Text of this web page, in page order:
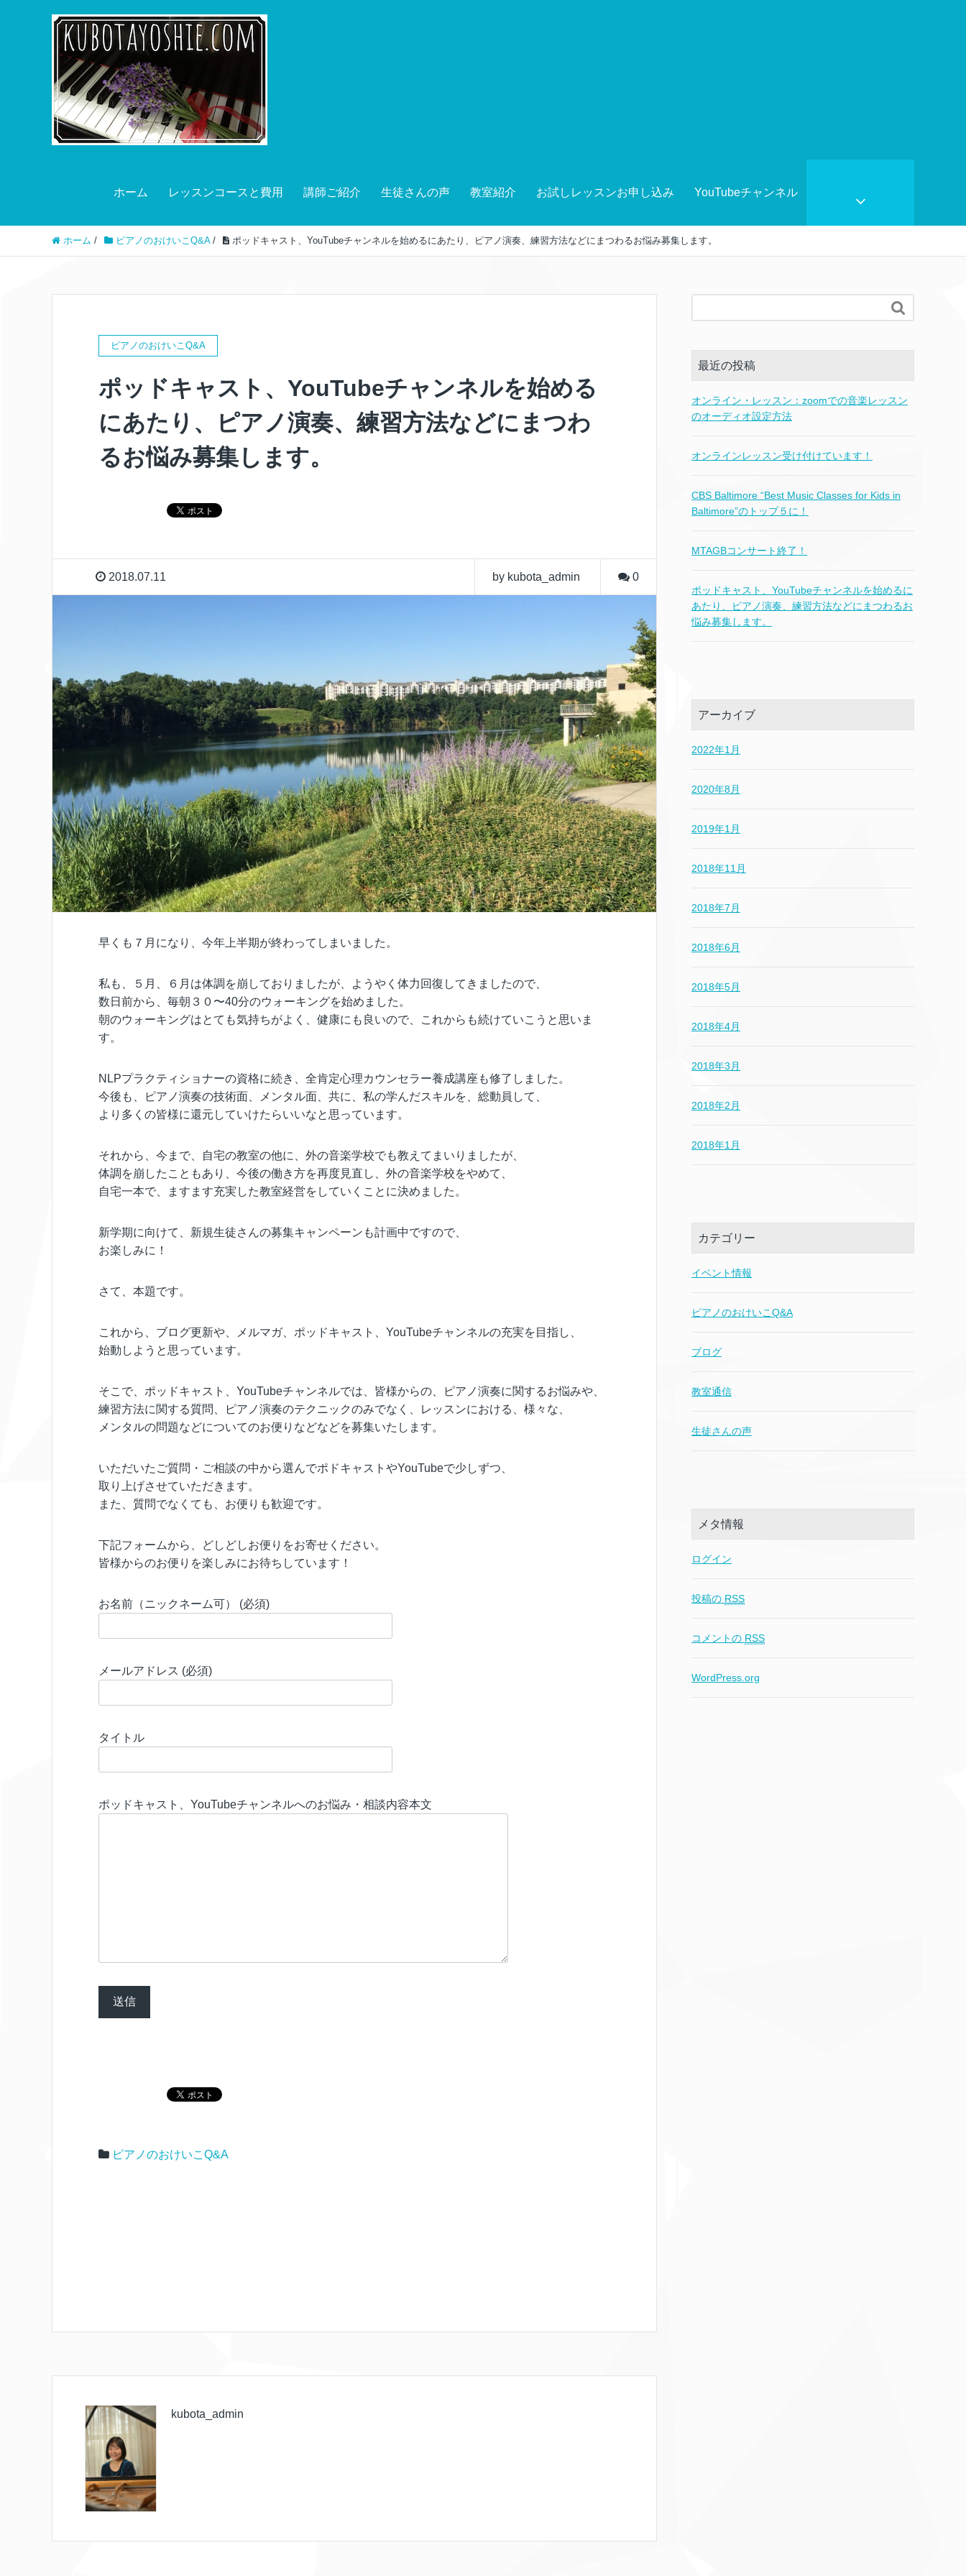
ホーム レッスンコースと費用 講師ご紹介 生徒さんの声 教室紹介 お試しレッスンお申し込み YouTubeチャンネル
ホーム / ピアノのおけいこQ&A/ ポッドキャスト、YouTubeチャンネルを始めるにあたり、ピアノ演奏、練習方法などにまつわるお悩み募集します。
ピアノのおけいこQ&A
ポッドキャスト、YouTubeチャンネルを始める
にあたり、ピアノ演奏、練習方法などにまつわ
るお悩み募集します。
2018.07.11 by kubota_admin 0
早くも７月になり、今年上半期が終わってしまいました。
私も、５月、６月は体調を崩しておりましたが、ようやく体力回復してきましたので、
数日前から、毎朝３０〜40分のウォーキングを始めました。
朝のウォーキングはとても気持ちがよく、健康にも良いので、これからも続けていこうと思いま
す。
NLPプラクティショナーの資格に続き、全肯定心理カウンセラー養成講座も修了しました。
今後も、ピアノ演奏の技術面、メンタル面、共に、私の学んだスキルを、総動員して、
より多くの皆様に還元していけたらいいなと思っています。
それから、今まで、自宅の教室の他に、外の音楽学校でも教えてまいりましたが、
体調を崩したこともあり、今後の働き方を再度見直し、外の音楽学校をやめて、
自宅一本で、ますます充実した教室経営をしていくことに決めました。
新学期に向けて、新規生徒さんの募集キャンペーンも計画中ですので、
お楽しみに！
さて、本題です。
これから、ブログ更新や、メルマガ、ポッドキャスト、YouTubeチャンネルの充実を目指し、
始動しようと思っています。
そこで、ポッドキャスト、YouTubeチャンネルでは、皆様からの、ピアノ演奏に関するお悩みや、
練習方法に関する質問、ピアノ演奏のテクニックのみでなく、レッスンにおける、様々な、
メンタルの問題などについてのお便りなどなどを募集いたします。
いただいたご質問・ご相談の中から選んでポドキャストやYouTubeで少しずつ、
取り上げさせていただきます。
また、質問でなくても、お便りも歓迎です。
下記フォームから、どしどしお便りをお寄せください。
皆様からのお便りを楽しみにお待ちしています！
お名前（ニックネーム可） (必須)
メールアドレス (必須)
タイトル
ポッドキャスト、YouTubeチャンネルへのお悩み・相談内容本文
ピアノのおけいこQ&A
kubota_admin

最近の投稿
オンライン・レッスン：zoomでの音楽レッスン
のオーディオ設定方法
オンラインレッスン受け付けています！
CBS Baltimore “Best Music Classes for Kids in
Baltimore”のトップ５に！
MTAGBコンサート終了！
ポッドキャスト、YouTubeチャンネルを始めるに
あたり、ピアノ演奏、練習方法などにまつわるお
悩み募集します。
アーカイブ
2022年1月
2020年8月
2019年1月
2018年11月
2018年7月
2018年6月
2018年5月
2018年4月
2018年3月
2018年2月
2018年1月
カテゴリー
イベント情報
ピアノのおけいこQ&A
ブログ
教室通信
生徒さんの声
メタ情報
ログイン
投稿の RSS
コメントの RSS
WordPress.org